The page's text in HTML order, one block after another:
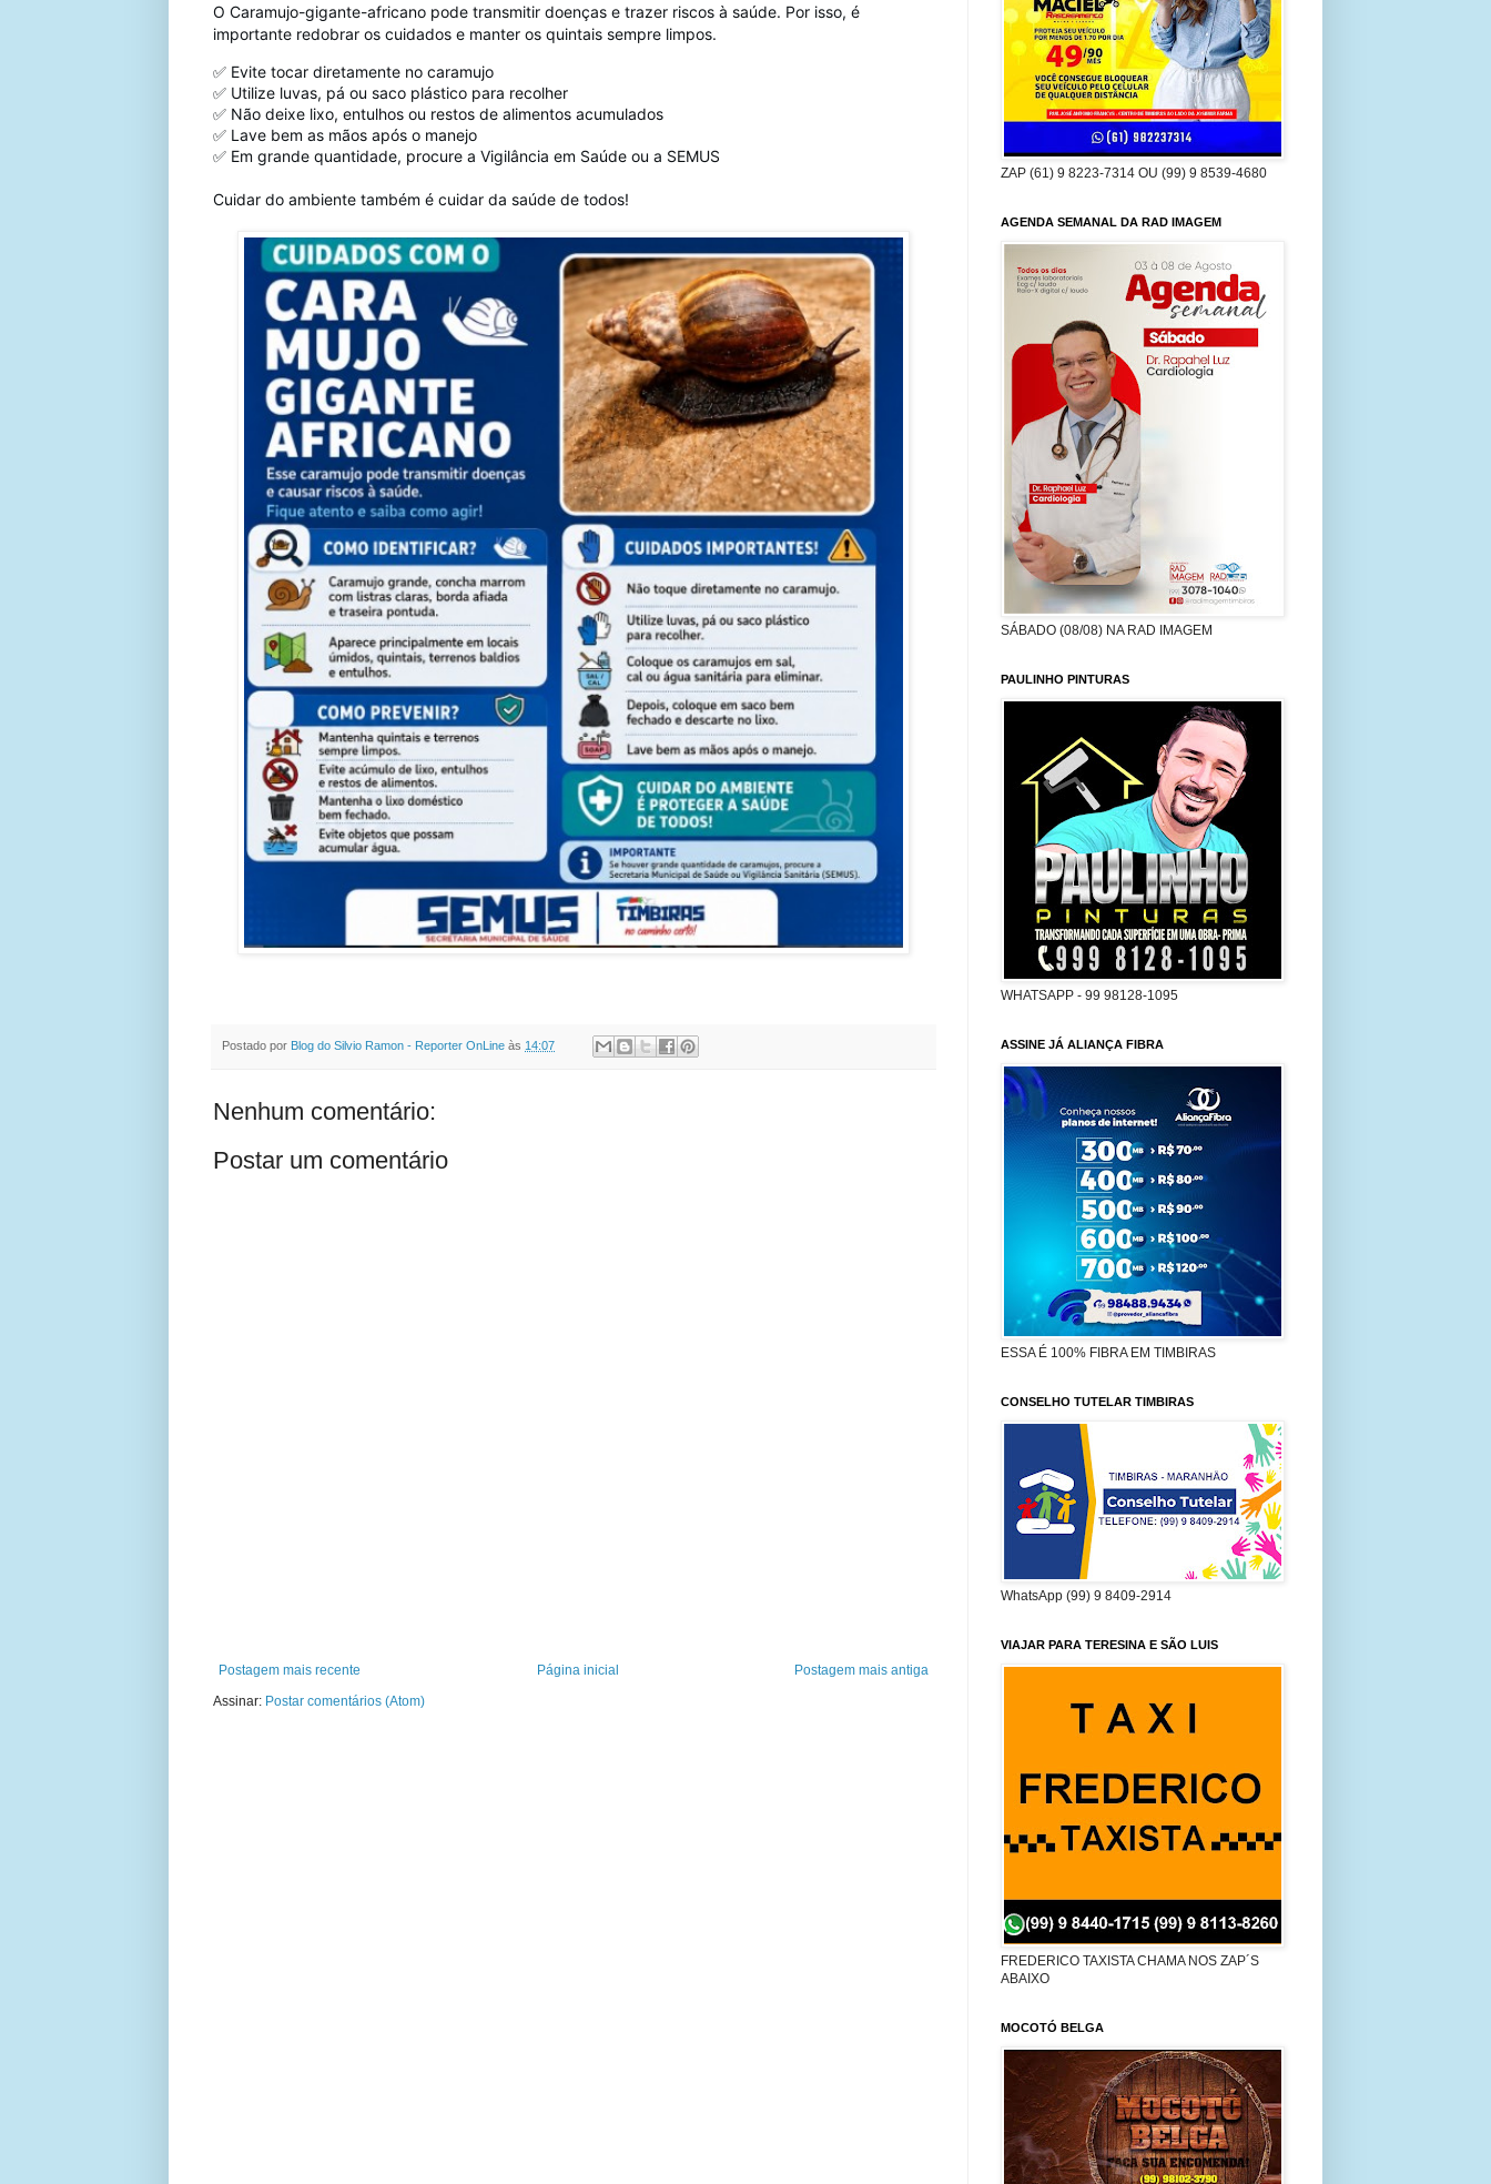
O Caramujo-gigante-africano pode transmitir doenças e trazer riscos à saúde. Por isso, é
importante redobrar os cuidados e manter os quintais sempre limpos.
✅ Evite tocar diretamente no caramujo
✅ Utilize luvas, pá ou saco plástico para recolher
✅ Não deixe lixo, entulhos ou restos de alimentos acumulados
✅ Lave bem as mãos após o manejo
✅ Em grande quantidade, procure a Vigilância em Saúde ou a SEMUS
Cuidar do ambiente também é cuidar da saúde de todos!
Postado por Blog do Silvio Ramon - Reporter OnLine às 14:07
Nenhum comentário:
Postar um comentário
Postagem mais recente Postagem mais antiga
Página inicial
Assinar: Postar comentários (Atom)
ZAP (61) 9 8223-7314 OU (99) 9 8539-4680
AGENDA SEMANAL DA RAD IMAGEM
SÁBADO (08/08) NA RAD IMAGEM
PAULINHO PINTURAS
WHATSAPP - 99 98128-1095
ASSINE JÁ ALIANÇA FIBRA
ESSA É 100% FIBRA EM TIMBIRAS
CONSELHO TUTELAR TIMBIRAS
WhatsApp (99) 9 8409-2914
VIAJAR PARA TERESINA E SÃO LUIS
FREDERICO TAXISTA CHAMA NOS ZAP´S
ABAIXO
MOCOTÓ BELGA